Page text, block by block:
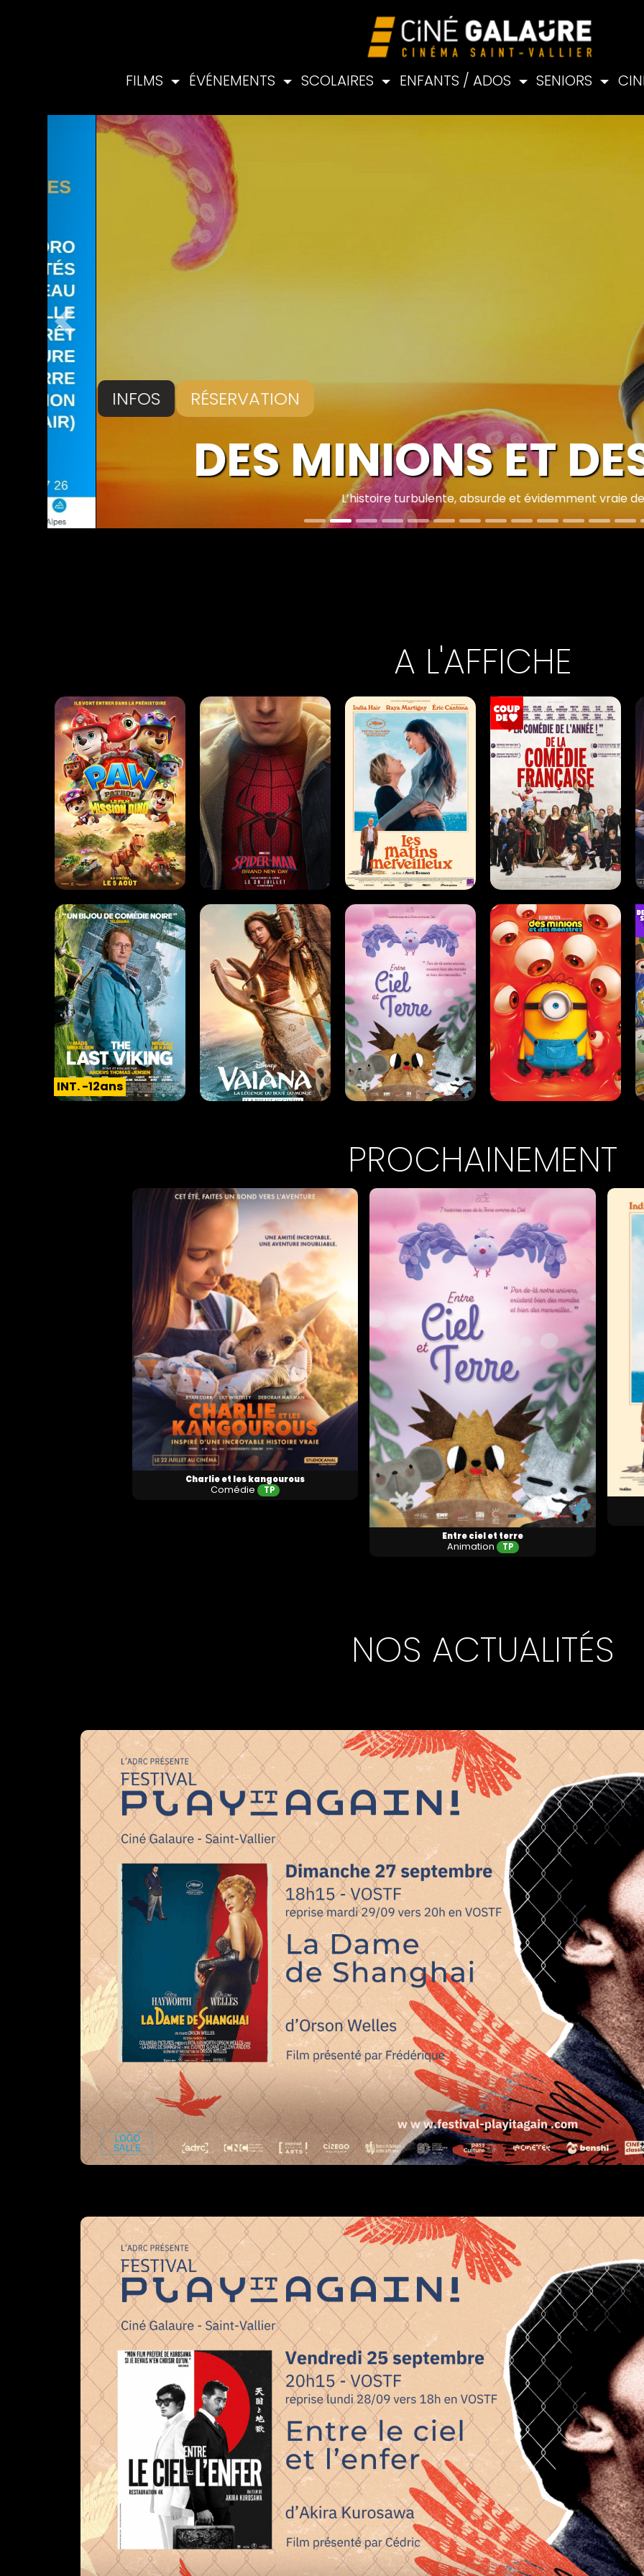
FILMS ÉVÉNEMENTS SCOLAIRES ENFANTS / ADOS SENIORS
INFOS RÉSERVATION
DES MINIONS ET DES
L’histoire turbulente, absurde et évidemment vraie des
Précédent
A L'AFFICHE
LA PAT' PATROUILLE : LE
FILM MISSION DINO
Animation |01h28
Horaires et Infos
SPIDER-MAN: BRAND NEW
DAY
Action |02h25
Horaires et Infos
LES MATINS MERVEILLEUX
Romance |01h27
Horaires et Infos
DE LA COMÉDIE-
FRANÇAISE
Comédie |01h15
Horaires et Infos
Horaires et Infos
INT. -12ans
Horaires et Infos
Horaires et Infos
Animation |01h30
Horaires et Infos
PROCHAINEMENT
Charlie et les kangourous
Comédie TP
Entre ciel et terre
Animation TP
NOS ACTUALITÉS